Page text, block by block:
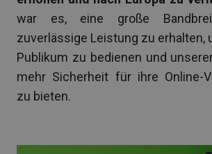
war es, eine große
zuverlässige Leistung zu erhalten,
Publikum zu bedienen und
mehr Sicherheit für ihre Online-
zu bieten.